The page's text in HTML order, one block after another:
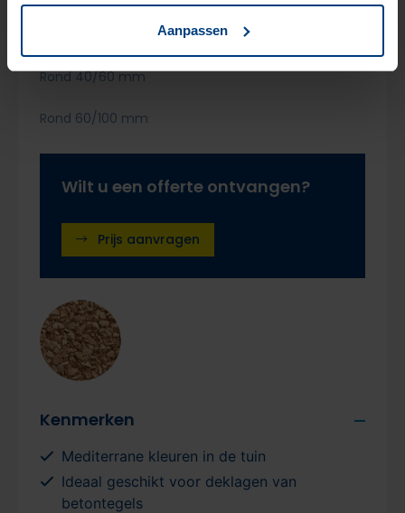
Aanpassen
Rond 40/60 mm
Rond 60/100 mm
Wilt u een offerte ontvangen?
Prijs aanvragen
Kenmerken
Mediterrane kleuren in de tuin
Ideaal geschikt voor deklagen van
betontegels